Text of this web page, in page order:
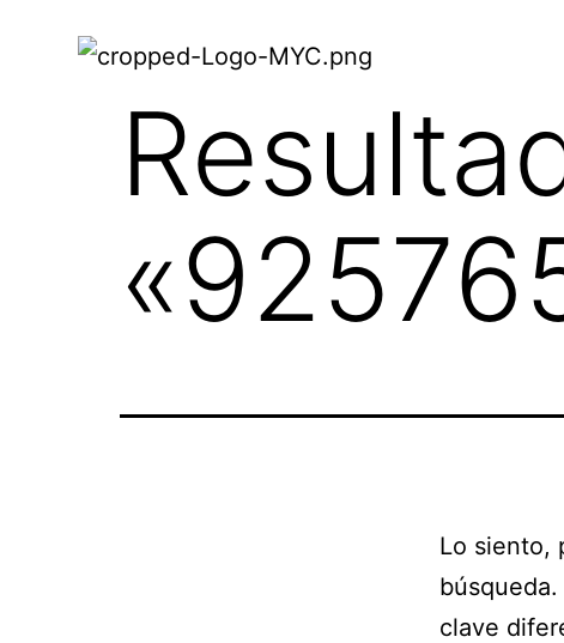
«
Lo siento,
clave